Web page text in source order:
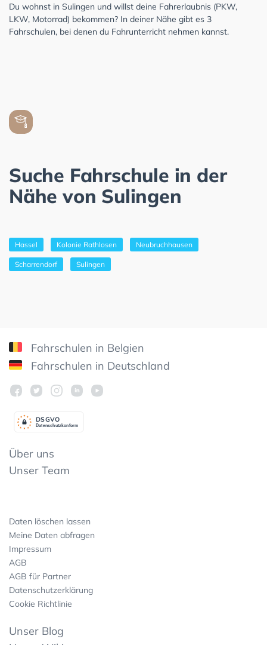
Du wohnst in Sulingen und willst deine Fahrerlaubnis (PKW,
LKW, Motorrad) bekommen? In deiner Nähe gibt es 3
Fahrschulen, bei denen du Fahrunterricht nehmen kannst.
Suche Fahrschule in der
Nähe von Sulingen
Hassel Kolonie Rathlosen Neubruchhausen
Scharrendorf Sulingen
Fahrschulen in Belgien
Fahrschulen in Deutschland
Datenschutzkonform
DSGVO
Über uns
Unser Team
Daten löschen lassen
Meine Daten abfragen
Impressum
AGB
AGB für Partner
Datenschutzerklärung
Cookie Richtlinie
Unser Blog